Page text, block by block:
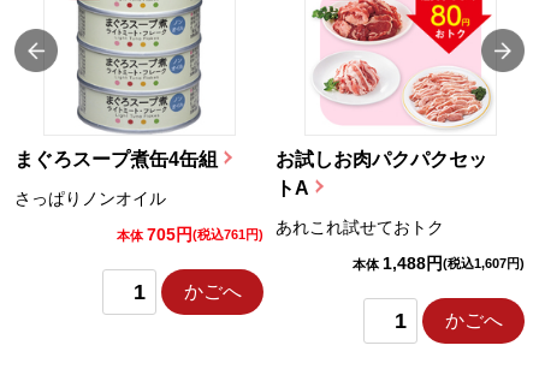
まぐろスープ煮缶4缶組
さっぱりノンオイル
本体 705円(税込761円)
かごへ
お試しお肉パクパクセッ
トA
あれこれ試せておトク
本体 1,488円(税込1,607円)
かごへ